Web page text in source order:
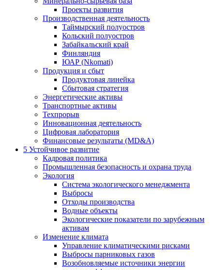
Проекты развития
Производственная деятельность
Таймырский полуостров
Кольский полуостров
Забайкальский край
Финляндия
ЮАР (Nkomati)
Продукция и сбыт
Продуктовая линейка
Сбытовая стратегия
Энергетические активы
Транспортные активы
Техпрорыв
Инновационная деятельность
Цифровая лаборатория
Финансовые результаты (MD&A)
5 Устойчивое развитие
Кадровая политика
Промышленная безопасность и охрана труда
Экология
Система экологического менеджмента
Выбросы
Отходы производства
Водные объекты
Экологические показатели по зарубежным
активам
Изменение климата
Управление климатическими рисками
Выбросы парниковых газов
Возобновляемые источники энергии